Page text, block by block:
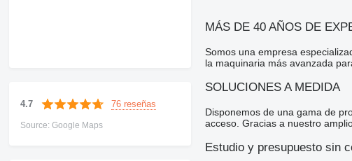
4.7 76 reseñas
Source: Google Maps
MÁS DE 40 AÑOS DE
Somos una empresa
la maquinaria más avanzada
SOLUCIONES A MEDIDA
Disponemos de una gama de
acceso. Gracias a nuestro
Estudio y presupuesto sin